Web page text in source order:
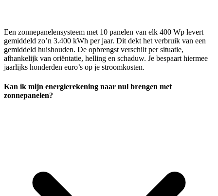
Een zonnepanelensysteem met 10 panelen van elk 400 Wp levert
gemiddeld zo’n 3.400 kWh per jaar. Dit dekt het verbruik van een
gemiddeld huishouden. De opbrengst verschilt per situatie,
afhankelijk van oriëntatie, helling en schaduw. Je bespaart hiermee
jaarlijks honderden euro’s op je stroomkosten.
Kan ik mijn energierekening naar nul brengen met
zonnepanelen?